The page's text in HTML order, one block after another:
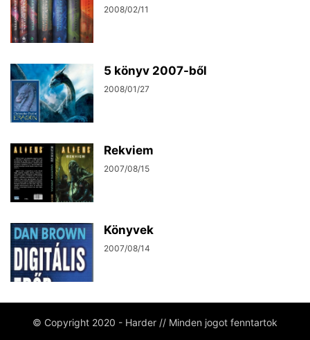
2008/02/11
5 könyv 2007-ből
2008/01/27
Rekviem
2007/08/15
Könyvek
2007/08/14
© Copyright 2020 - Harder // Minden jogot fenntartok